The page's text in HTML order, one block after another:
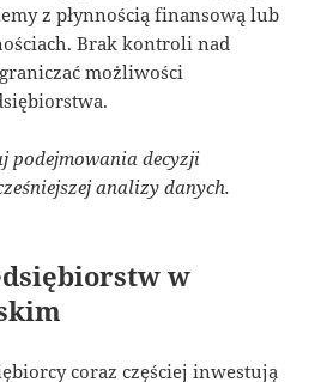
z płynnością finansową lub
Brak kontroli nad
możliwości
podejmowania decyzji
analizy danych.
w
coraz częściej inwestują